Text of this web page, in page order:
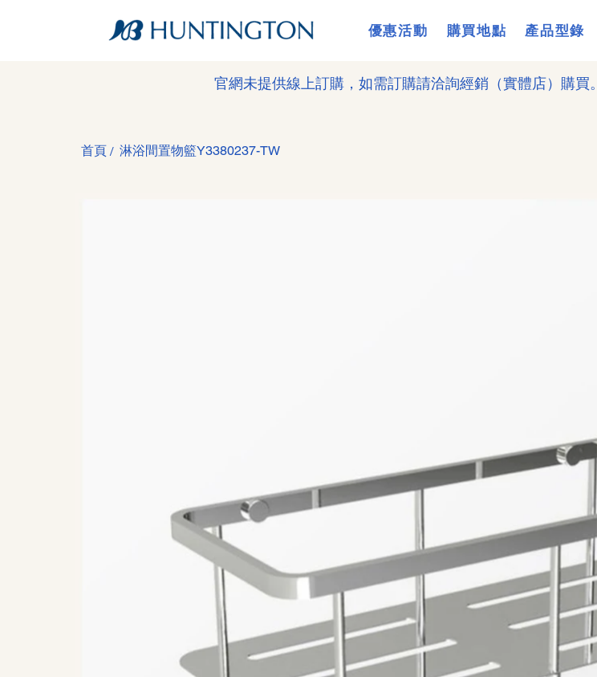
優惠活動 購買地點 產品型錄
首頁 / 淋浴間置物籃Y3380237-TW
官網未提供線上訂購，如需訂購請洽詢經銷（實體店）購買。